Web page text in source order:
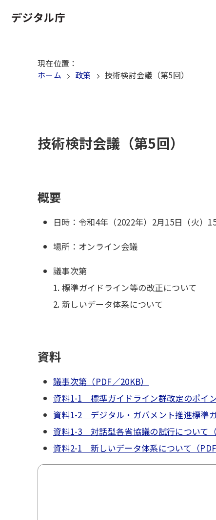
文
現在位置 ：
ホーム
政策 技術検討会議（第5回）
技術検討会議（第5回）
概要
日時：令和4年（2022年）2月15日（火）
場所：オンライン会議
議事次第
1. 標準ガイドライン等の改正について
2. 新しいデータ体系について
資料
議事次第（PDF／20KB）
資料1-1 標準ガイドライン群改定のポイン
資料1-2 デジタル・ガバメント推進標準
資料1-3 対話型各省協議の試行について（
資料2-1 新しいデータ体系について（PDF